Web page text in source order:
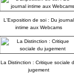
L'Exposition de soi : Du journal
intime aux Webcams
La Distinction : Critique sociale
jugement